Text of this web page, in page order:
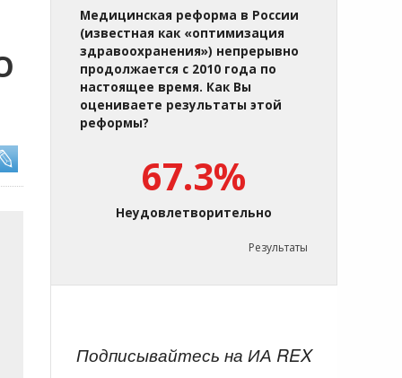
Медицинская реформа в России
(известная как «оптимизация
здравоохранения») непрерывно
продолжается с 2010 года по
настоящее время. Как Вы
оцениваете результаты этой
реформы?
67.3%
Неудовлетворительно
Результаты
Подписывайтесь на ИА REX